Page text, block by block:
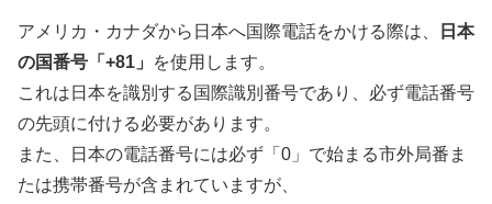
アメリカ・カナダから日本へ国際電話をかける際は、
日本
の国番号「+81」
を使用します。
これは日本を識別する国際識別番号であり、必ず電話番号
の先頭に付ける必要があります。
また、日本の電話番号には必ず「0」で始まる市外局番ま
たは携帯番号が含まれていますが、